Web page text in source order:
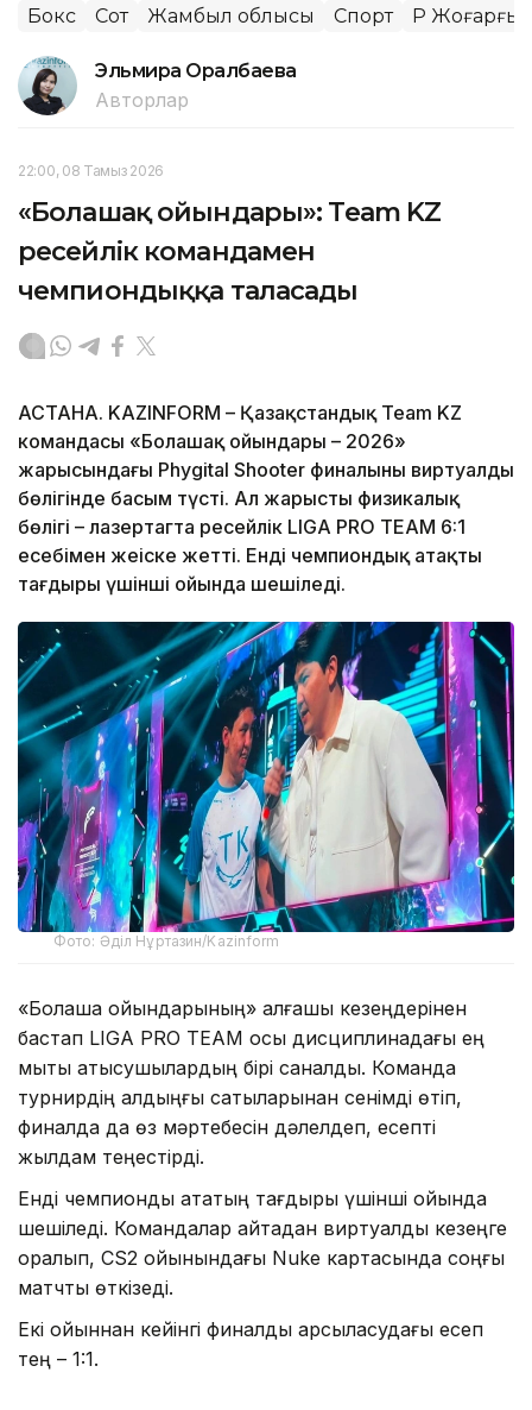
Бокс Сот Жамбыл облысы Спорт ҚР Жоғарғы
Эльмира Оралбаева
Авторлар
22:00, 08 Тамыз 2026
«Болашақ ойындары»: Team KZ
ресейлік командамен
чемпиондыққа таласады
АСТАНА. KAZINFORM – Қазақстандық Team KZ
командасы «Болашақ ойындары – 2026»
жарысындағы Phygital Shooter финалының виртуалды
бөлігінде басым түсті. Ал жарыстың физикалық
бөлігі – лазертагта ресейлік LIGA PRO TEAM 6:1
есебімен жеңіске жетті. Енді чемпиондық атақтың
тағдыры үшінші ойында шешіледі.
Фото: Әділ Нұртазин/Kazinform
«Болашақ ойындарының» алғашқы кезеңдерінен
бастап LIGA PRO TEAM осы дисциплинадағы ең
мықты қатысушылардың бірі саналды. Команда
турнирдің алдыңғы сатыларынан сенімді өтіп,
финалда да өз мәртебесін дәлелдеп, есепті
жылдам теңестірді.
Енді чемпиондық атақтың тағдыры үшінші ойында
шешіледі. Командалар қайтадан виртуалды кезеңге
оралып, CS2 ойынындағы Nuke картасында соңғы
матчты өткізеді.
Екі ойыннан кейінгі финалдық қарсыласудағы есеп
тең – 1:1.